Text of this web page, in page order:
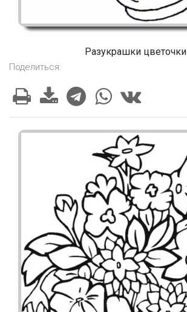
Разукрашки цветочки
Поделиться: